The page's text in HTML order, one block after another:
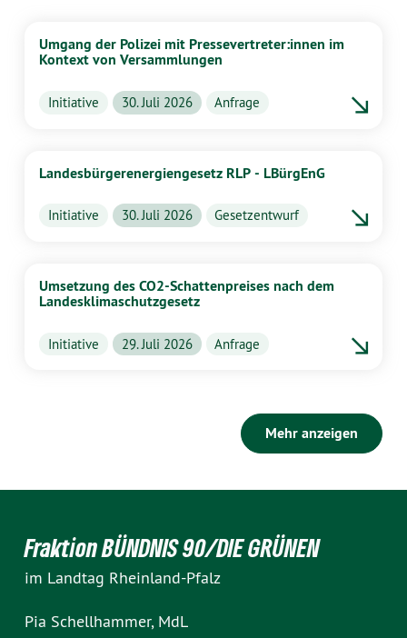
Umgang der Polizei mit Pressevertreter:innen im
Kontext von Versammlungen
Initiative 30. Juli 2026 Anfrage
Landesbürgerenergiengesetz RLP - LBürgEnG
Initiative 30. Juli 2026 Gesetzentwurf
Umsetzung des CO2-Schattenpreises nach dem
Landesklimaschutzgesetz
Initiative 29. Juli 2026 Anfrage
Mehr anzeigen
Fraktion BÜNDNIS 90/DIE GRÜNEN
im Landtag Rheinland-Pfalz
Pia Schellhammer, MdL